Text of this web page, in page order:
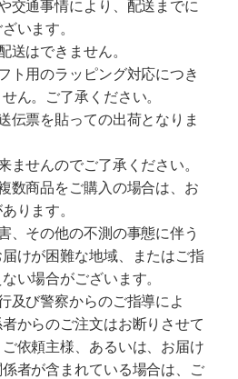
交通事情により、配送までに
います。
送はできません。
ト用のラッピング対応につき
ん。ご了承ください。
伝票を貼っての出荷となりま
ませんのでご了承ください。
数商品をご購入の場合は、お
ります。
、その他の不測の事態に伴う
けが困難な地域、またはご指
い場合がございます。
及び警察からのご指導によ
からのご注文はお断りさせて
依頼主様、あるいは、お届け
者が含まれている場合は、ご